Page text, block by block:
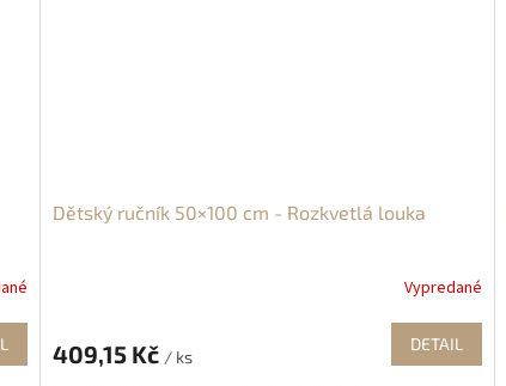
Dětský ručník 50×100 cm - Rozkvetlá louka
Vypredané
409,15 Kč / ks
DETAIL